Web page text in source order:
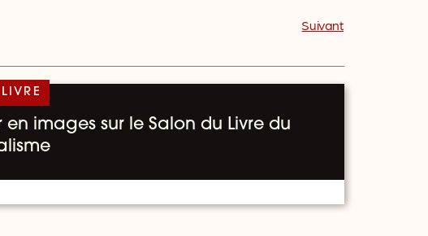
Suivant
en images sur le Salon du Livre du